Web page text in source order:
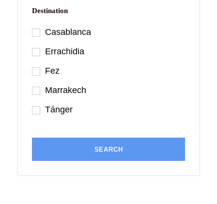
Destination
Casablanca
Errachidia
Fez
Marrakech
Tánger